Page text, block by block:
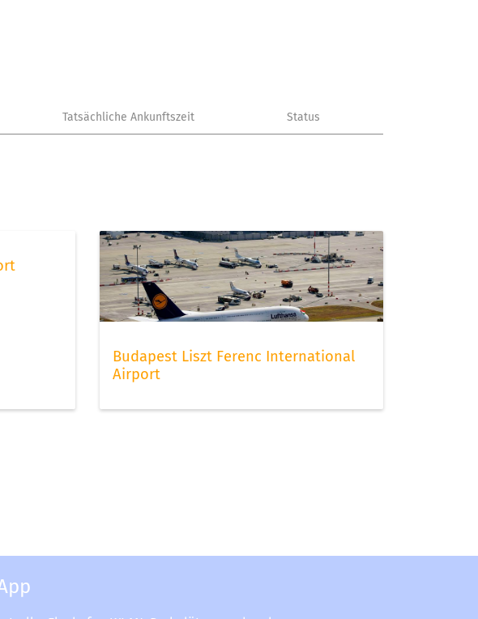
Tatsächliche Ankunftszeit Status
Budapest Liszt Ferenc International
Airport